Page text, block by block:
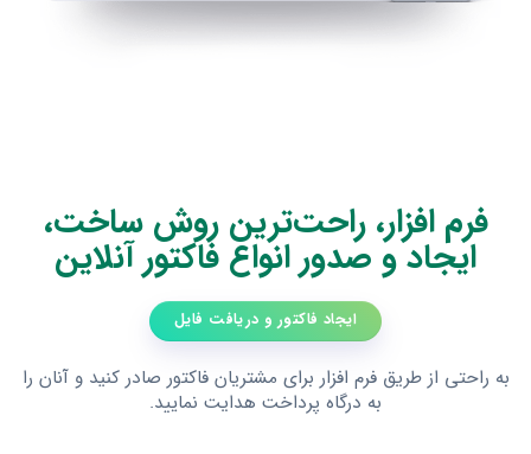
فرم افزار، راحت‌ترین روش ساخت،
ایجاد و صدور انواع فاکتور آنلاین
ایجاد فاکتور و دریافت فایل
به راحتی از طریق فرم افزار برای مشتریان فاکتور صادر کنید و آنان را
به درگاه پرداخت هدایت نمایید.